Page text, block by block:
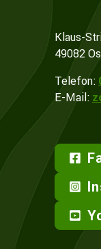
Klaus-
49082
Telefon:
E-Mail: